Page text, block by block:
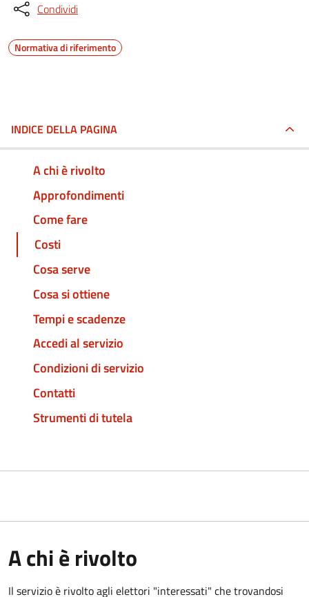
Condividi
Normativa di riferimento
INDICE DELLA PAGINA
A chi è rivolto
Approfondimenti
Come fare
Costi
Cosa serve
Cosa si ottiene
Tempi e scadenze
Accedi al servizio
Condizioni di servizio
Contatti
Strumenti di tutela
A chi è rivolto
Il servizio è rivolto agli elettori "interessati" che trovandosi